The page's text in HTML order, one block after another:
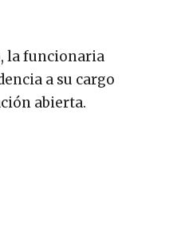
la funcionaria
a su cargo
abierta.